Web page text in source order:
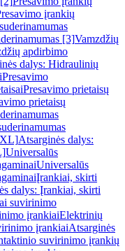
įrankių
[3]Vamzdžių
apdirbimo
dalys: Hidraulinių
Presavimo
Presavimo prietaisų
prietaisų
Atsarginės dalys:
Universalūs
Universalūs
Įrankiai, skirti
dalys: Įrankiai, skirti
suvirinimo
įrankiaiElektrinių
įrankiaiAtsarginės
suvirinimo įrankių